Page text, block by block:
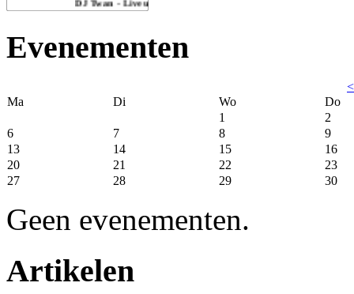
Evenementen
Ma
Di Wo
Do
1
2
6
7 8
9
13
14 15
16
20
21 22
23
27
28 29 30
Geen evenementen.
Artikelen